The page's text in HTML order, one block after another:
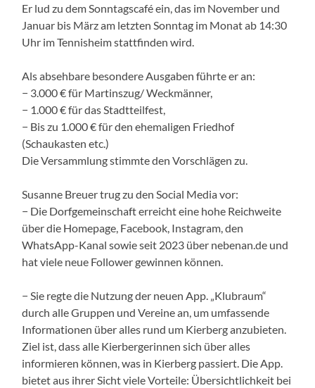
Er lud zu dem Sonntagscafé ein, das im November und
Januar bis März am letzten Sonntag im Monat ab 14:30
Uhr im Tennisheim stattfinden wird.
Als absehbare besondere Ausgaben führte er an:
− 3.000 € für Martinszug/ Weckmänner,
− 1.000 € für das Stadtteilfest,
− Bis zu 1.000 € für den ehemaligen Friedhof
(Schaukasten etc.)
Die Versammlung stimmte den Vorschlägen zu.
Susanne Breuer trug zu den Social Media vor:
− Die Dorfgemeinschaft erreicht eine hohe Reichweite
über die Homepage, Facebook, Instagram, den
WhatsApp-Kanal sowie seit 2023 über nebenan.de und
hat viele neue Follower gewinnen können.
− Sie regte die Nutzung der neuen App. „Klubraum“
durch alle Gruppen und Vereine an, um umfassende
Informationen über alles rund um Kierberg anzubieten.
Ziel ist, dass alle Kierbergerinnen sich über alles
informieren können, was in Kierberg passiert. Die App.
bietet aus ihrer Sicht viele Vorteile: Übersichtlichkeit bei